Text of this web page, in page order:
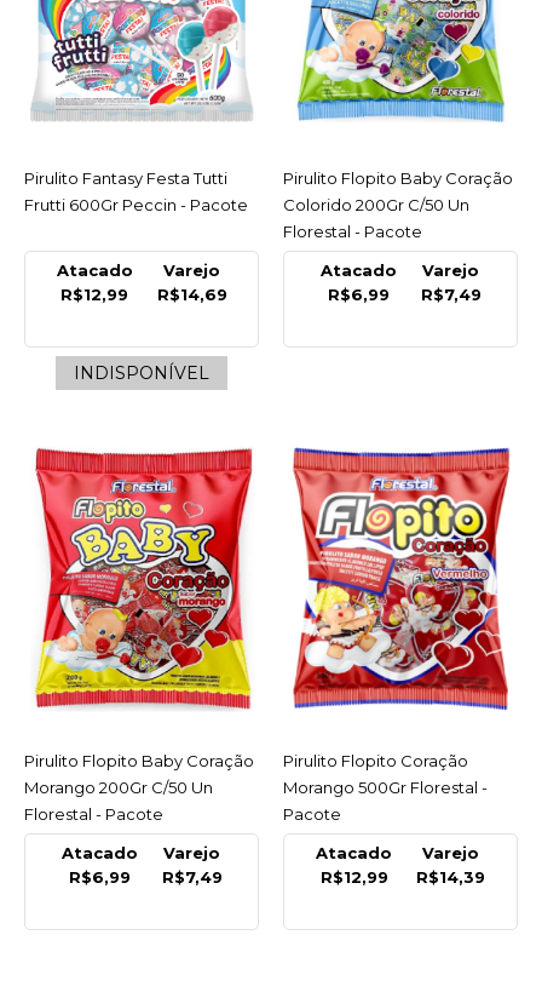
C/24Un 672Gr Peccin -
Pacote
R$17,99
COMPARAR
Pirulito Bolete
R$17,99
COMPRAR
COMPARAR
LISTA DE DESEJO
DORI
Pirulito Facepop Apito
R$12,75
COMPRAR
ACESSAR
Pirulito Fantasy Festa Tutti
Frutti 600Gr Peccin - Pacote
Atacado
R$12,99
Varejo
R$14,69
INDISPONÍVEL
ACESSAR
Pirulito Flopito Baby Coração
Colorido 200Gr C/50 Un
Florestal - Pacote
Atacado
R$6,99
Varejo
R$7,49
ACESSAR
Pirulito Flopito Baby Coração
Morango 200Gr C/50 Un
Florestal - Pacote
Atacado
R$6,99
Varejo
R$7,49
ACESSAR
Pirulito Flopito Coração
Morango 500Gr Florestal -
Pacote
Atacado
R$12,99
Varejo
R$14,39